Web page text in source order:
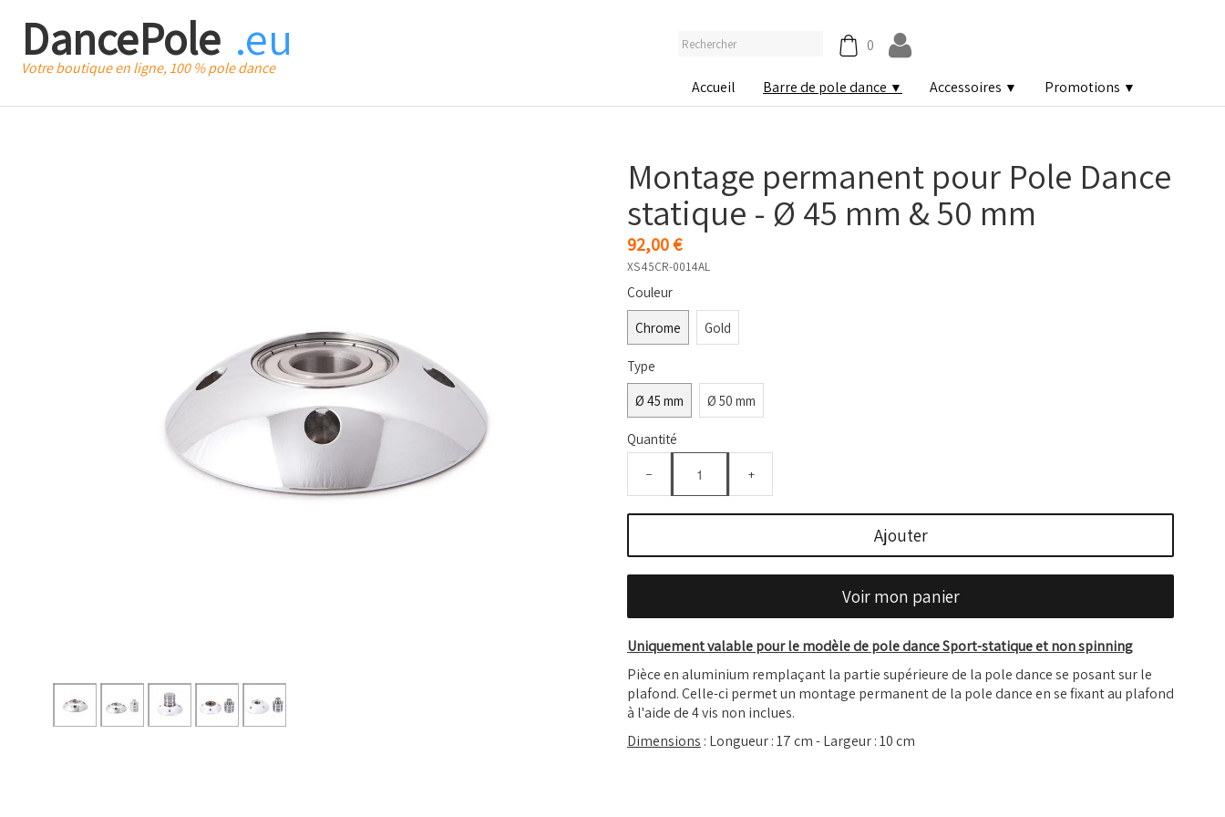
DancePole .eu
Votre boutique en ligne, 100 % pole dance
0
Accueil Barre de pole dance ▼ Accessoires ▼ Promotions ▼
Montage permanent pour Pole Dance
statique - Ø 45 mm & 50 mm
92,00 €
XS45CR-0014AL
Couleur
Chrome
Gold
Type
Ø 45 mm
Ø 50 mm
Quantité
− +
Ajouter
Voir mon panier
Uniquement valable pour le modèle de pole dance Sport-statique et non spinning
Pièce en aluminium remplaçant la partie supérieure de la pole dance se posant sur le
plafond. Celle-ci permet un montage permanent de la pole dance en se fixant au plafond
à l'aide de 4 vis non inclues.
Dimensions : Longueur : 17 cm - Largeur : 10 cm